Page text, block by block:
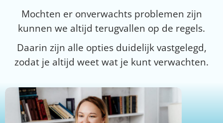
Mochten er onverwachts problemen zijn
kunnen we altijd terugvallen op de regels.
Daarin zijn alle opties duidelijk vastgelegd,
zodat je altijd weet wat je kunt verwachten.